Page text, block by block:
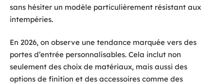
sans hésiter un modèle particulièrement résistant aux
intempéries.
En 2026, on observe une tendance marquée vers des
portes d’entrée personnalisables. Cela inclut non
seulement des choix de matériaux, mais aussi des
options de finition et des accessoires comme des